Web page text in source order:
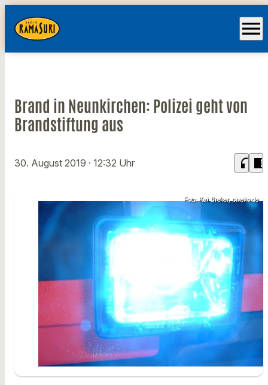
menu
Brand in Neunkirchen: Polizei geht von
Brandstiftung aus
30. August 2019 · 12:32 Uhr headphones chrome_reader_mode
Foto: Kai Breker, pixelio.de